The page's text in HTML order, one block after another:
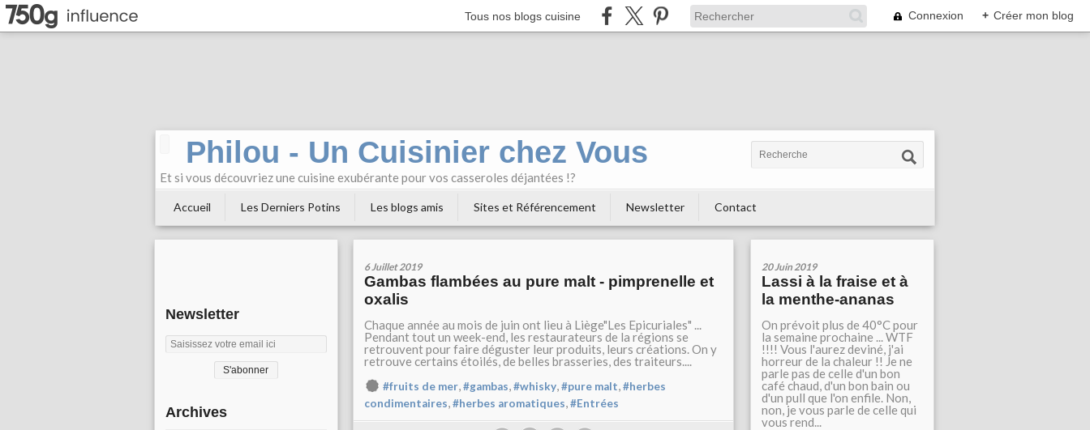
Tous nos blogs cuisine Connexion + Créer mon blog
Philou - Un Cuisinier chez Vous
Et si vous découvriez une cuisine exubérante pour vos casseroles déjantées !?
Accueil Les Derniers Potins Les blogs amis Sites et Référencement Newsletter Contact
Newsletter
Archives
6 Juillet 2019
Gambas flambées au pure malt - pimprenelle et
oxalis
Chaque année au mois de juin ont lieu à Liège"Les Epicuriales" ...
Pendant tout un week-end, les restaurateurs de la régions se
retrouvent pour faire déguster leur produits, leurs créations. On y
retrouve certains étoilés, de belles brasseries, des traiteurs....
#fruits de mer,#gambas,#whisky,#pure malt,#herbes
condimentaires,#herbes aromatiques,#Entrées
20 Juin 2019
Lassi à la fraise et à
la menthe-ananas
On prévoit plus de 40°C pour
la semaine prochaine ... WTF
!!!! Vous l'aurez deviné, j'ai
horreur de la chaleur !! Je ne
parle pas de celle d'un bon
café chaud, d'un bon bain ou
d'un pull que l'on enfile. Non,
non, je vous parle de celle qui
vous rend...